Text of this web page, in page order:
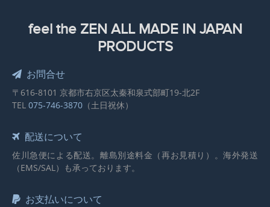
feel the ZEN ALL MADE IN JAPAN
PRODUCTS
お問合せ
〒616-8101 京都市右京区太秦和泉式部町19-北2F
TEL 075-746-3870 （土日祝休）
配送について
佐川急便による配送。離島別途料金（再お見積り）。海外発送
（EMS/SAL）も承っております。
お支払いについて